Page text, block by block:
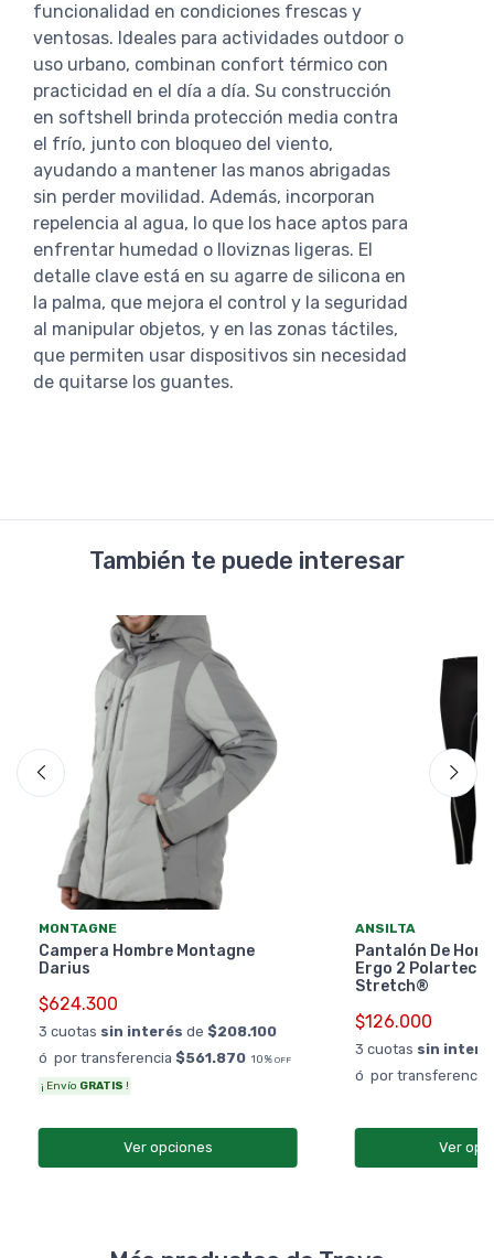
funcionalidad en condiciones frescas y
ventosas. Ideales para actividades outdoor o
uso urbano, combinan confort térmico con
practicidad en el día a día. Su construcción
en softshell brinda protección media contra
el frío, junto con bloqueo del viento,
ayudando a mantener las manos abrigadas
sin perder movilidad. Además, incorporan
repelencia al agua, lo que los hace aptos para
enfrentar humedad o lloviznas ligeras. El
detalle clave está en su agarre de silicona en
la palma, que mejora el control y la seguridad
al manipular objetos, y en las zonas táctiles,
que permiten usar dispositivos sin necesidad
de quitarse los guantes.
También te puede interesar
MONTAGNE
Campera Hombre Montagne
Darius
$624.300
3 cuotas sin interés de $208.100
ó por transferencia $561.870 10% OFF
¡ Envío GRATIS !
Ver opciones
ANSILTA
Pantalón De
Ergo 2 Polartec®
Stretch®
$126.000
3 cuotas sin
ó por transferencia
Ver